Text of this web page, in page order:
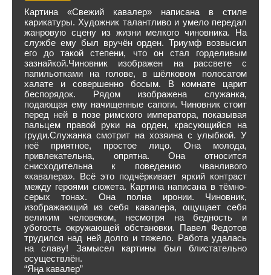
Картина «Свежий кавалер» написана в стиле
карикатуры. Художник талантливо и умело передал
жанровую сцену из жизни мелкого чиновника. На
службе ему был вручён орден. Триумф возвысил
его до такой степени, что он стал горделивым
зазнайкой.Чиновник изображен на рассвете с
папильотками на голове, в шёлковом полосатом
халате и совершенно босым. В комнате царит
беспорядок. Рядом изображена служанка,
подающая ему начищенные сапоги. Чиновник стоит
перед ней в позе римского императора, показывая
пальцем правой руки на орден, красующийся на
груди.Служанка смотрит на хозяина с улыбкой. У
неё приятное, простое лицо. Она молода,
привлекательна, опрятна. Она относится
снисходительна к поведению чванливого
«кавалера». Всё это подчёркивает яркий контраст
между героями сюжета. Картина написана в тёмно-
серых тонах. Она полна иронии. Чиновник,
изображающий из себя кавалера, ощущает себя
великим человеком, несмотря на бедность и
убогость окружающей обстановки. Павел Федотов
трудился над ней долго и тяжело. Работа удалась
на славу! Замысел картины был блистательно
осуществлён.
“Яңа кавалер”